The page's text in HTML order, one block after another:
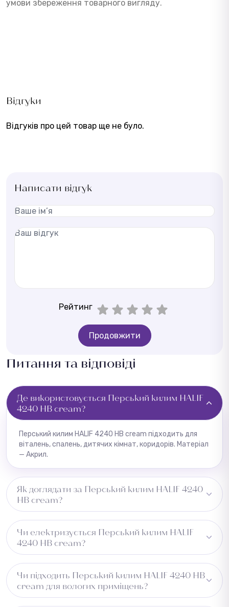
умови збереження товарного вигляду.
Відгуки
Відгуків про цей товар ще не було.
Написати відгук
Рейтинг
Продовжити
Питання та відповіді
Де використовується Перський килим HALIF
4240 HB cream?
Перський килим HALIF 4240 HB cream підходить для
віталень, спалень, дитячих кімнат, коридорів. Матеріал
— Акрил.
Як доглядати за Перський килим HALIF 4240
HB cream?
вологою ганчіркою.
Чи електризується Перський килим HALIF
4240 HB cream?
вологості.
Чи підходить Перський килим HALIF 4240 HB
cream для вологих приміщень?